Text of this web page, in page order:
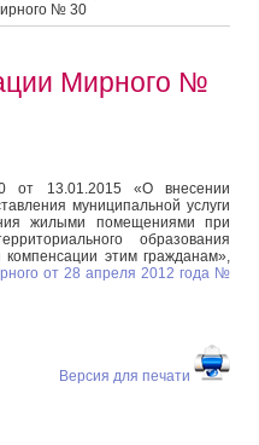
№ 30
Мирного №
от 13.01.2015 «О внесении
муниципальной услуги
жилыми помещениями при
образования
этим гражданам»,
от 28 апреля 2012 года №
Версия для печати